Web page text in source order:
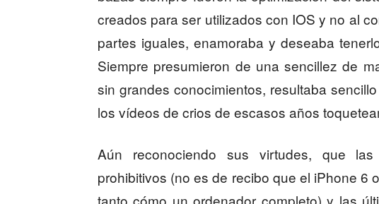
creados para ser utilizados con IOS y no al
partes iguales, enamoraba y deseaba
Siempre presumieron de una sencillez de
sin grandes conocimientos, resultaba
los vídeos de crios de escasos años
Aún reconociendo sus virtudes, que
prohibitivos (no es de recibo que el iPhone 6
tanto cómo un ordenador completo) y las